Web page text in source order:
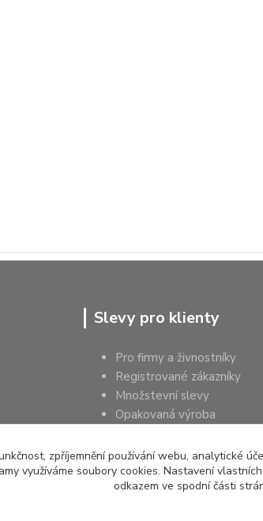
Slevy pro klienty
Pro firmy a živnostníky
Registrované zákazníky
Množstevní slevy
Opakovaná výroba
zpříjemnění používání webu, analytické
využíváme soubory cookies. Nastavení
odkazem ve spodní části